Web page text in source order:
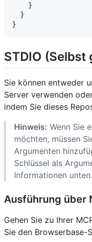
    }
  }
STDIO (Selbst
Sie können entweder
Server verwenden
indem Sie dieses
Hinweis: Wenn Sie
möchten, müssen
Argumenten
Schlüssel als
Informationen unten.
Ausführung über
Gehen Sie zu Ihrer
Sie den Browserbase-